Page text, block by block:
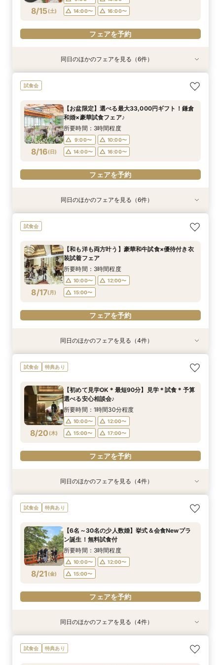
フェアを予約
フェアを予約
フェアを予約
フェアを予約
フェアを予約
8/15(土)
14:00〜
16:00〜
フェアを予約
特典あり
8/15(土)
【6名～30名の少人数婚】挙式＆会食Newプラ
9:00〜
10:00〜
14:00〜
16:00〜
フェアを予約
8/15(土)
【和も洋も両方叶う】豪華和牛試食×優待付き衣
9:00〜
10:00〜
14:00〜
16:00〜
フェアを予約
特典あり
8/15(土)
【八幡宮＆KOTOWAが第一希望の方必見！】特
9:00〜
10:00〜
14:00〜
16:00〜
フェアを予約
特典あり
8/15(土)
【初めての見学にオススメ】安心和婚相談×贅沢
9:00〜
10:00〜
14:00〜
16:00〜
フェアを予約
特典あり
8/15(土)
【気軽に90分】見学＊試食＊見積もり等選べる
9:00〜
10:00〜
14:00〜
16:00〜
フェアを予約
8/15(土)
【タイパ重視！60分で完結◎】オンラインで会
9:30〜
10:00〜
14:00〜
16:00〜
フェアを予約
同日のほかのフェアを見る（6件）
試食会
8/16(日)
【お盆限定】選べる最大33,000円ギフト！鎌倉
和婚×豪華試食フェア♪
所要時間：3時間程度
9:00〜
10:00〜
14:00〜
16:00〜
フェアを予約
特典あり
8/16(日)
【初めての見学にオススメ】安心和婚相談×贅沢
9:00〜
14:00〜
16:00〜
フェアを予約
8/16(日)
【6名～30名の少人数婚】挙式＆会食Newプラ
9:00〜
14:00〜
16:00〜
フェアを予約
8/16(日)
【和も洋も両方叶う】豪華和牛試食×優待付き衣
9:00〜
14:00〜
16:00〜
フェアを予約
特典あり
8/16(日)
【八幡宮＆KOTOWAが第一希望の方必見！】特
9:00〜
14:00〜
16:00〜
フェアを予約
特典あり
8/16(日)
【気軽に90分】見学＊試食＊見積もり等選べる
9:00〜
14:00〜
16:00〜
フェアを予約
8/16(日)
【タイパ重視！60分で完結◎】オンラインで会
9:30〜
14:00〜
16:00〜
フェアを予約
同日のほかのフェアを見る（6件）
試食会
8/17(月)
【和も洋も両方叶う】豪華和牛試食×優待付き衣
装試着フェア
所要時間：3時間程度
10:00〜
12:00〜
15:00〜
フェアを予約
特典あり
8/17(月 )
【初めて見学OK＊最短90分】見学＊試食＊予算
選べる安心相談会♪
10:00〜
12:00〜
15:00〜
17:00〜
フェアを予約
特典あり
8/17(月 )
【6名～30名の少人数婚】挙式＆会食Newプラ
ン誕生！無料試食付
10:00〜
12:00〜
15:00〜
フェアを予約
8/17(月 )
【タイパ重視！60分で完結◎】オンラインで会
場案内＆相談会
10:00〜
12:00〜
15:00〜
17:00〜
フェアを予約
特典あり
8/17(月 )
【八幡宮＆KOTOWAが第一希望の方必見！】特
別ご優待フェア
10:00〜
12:00〜
15:00〜
フェアを予約
同日のほかのフェアを見る（4件）
試食会 特典あり
8/20 (木)
【初めて見学OK＊最短90分】見学＊試食＊予算
選べる安心相談会♪
所要時間：1時間30分程度
10:00〜
12:00〜
15:00〜
17:00〜
フェアを予約
特典あり
8/20(木)
【和も洋も両方叶う】豪華和牛試食×優待付き衣
裳見学フェア
10:00〜
12:00〜
15:00〜
フェアを予約
特典あり
8/20(木)
【6名～30名の少人数婚】挙式＆会食Newプラ
ン誕生！無料試食付
10:00〜
12:00〜
15:00〜
フェアを予約
8/20(木)
【タイパ重視！60分で完結◎】オンラインで会
場案内＆相談会
10:00〜
12:00〜
15:00〜
17:00〜
フェアを予約
特典あり
8/20(木)
【八幡宮＆KOTOWAが第一希望の方必見！】特
別ご優待フェア
10:00〜
12:00〜
15:00〜
フェアを予約
同日のほかのフェアを見る（4件）
試食会 特典あり
8/21 (金)
【6名～30名の少人数婚】挙式＆会食Newプラ
ン誕生！無料試食付
所要時間：3時間程度
10:00〜
12:00〜
15:00〜
フェアを予約
特典あり
【初めて見学OK＊最短90分】見学＊試食＊予算
選べる安心相談会♪
特典あり
【和も洋も両方叶う】豪華和牛試食×優待付き衣
裳見学フェア
【タイパ重視！60分で完結◎】オンラインで会
場案内＆相談会
特典あり
【八幡宮＆KOTOWAが第一希望の方必見！】特
別ご優待フェア
同日のほかのフェアを見る（4件）
試食会 特典あり